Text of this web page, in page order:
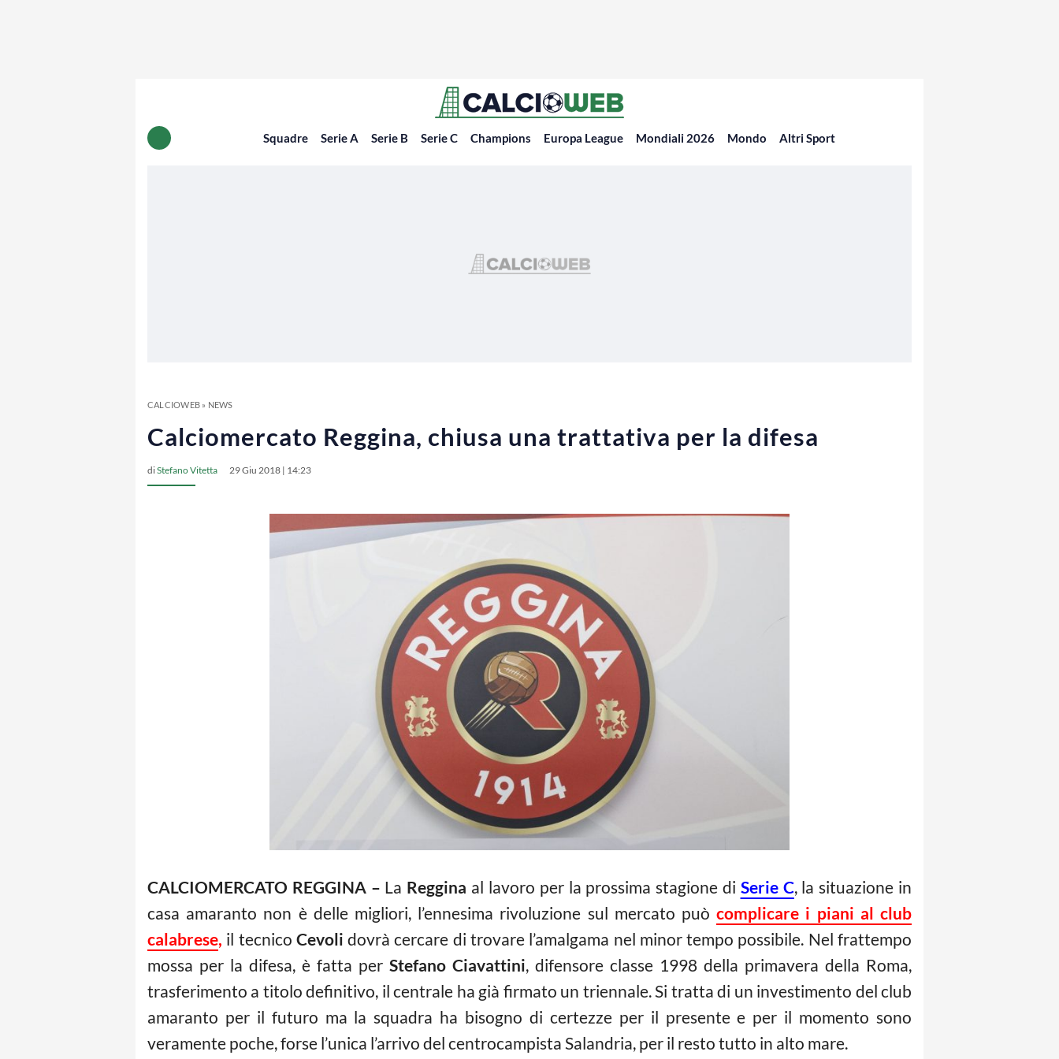
Squadre Serie A Serie B Serie C Champions Europa League Mondiali 2026 Mondo Altri Sport
CALCIOWEB» NEWS
Calciomercato Reggina, chiusa una trattativa per la difesa
diStefano Vitetta 29 Giu 2018 | 14:23
CALCIOMERCATO REGGINA – La Reggina al lavoro per la prossima stagione di Serie C, la situazione in
casa amaranto non è delle migliori, l’ennesima rivoluzione sul mercato puòcomplicare i piani al club
calabrese, il tecnico Cevoli dovrà cercare di trovare l’amalgama nel minor tempo possibile. Nel frattempo
mossa per la difesa, è fatta per Stefano Ciavattini, difensore classe 1998 della primavera della Roma,
trasferimento a titolo definitivo, il centrale ha già firmato un triennale. Si tratta di un investimento del club
amaranto per il futuro ma la squadra ha bisogno di certezze per il presente e per il momento sono
veramente poche, forse l’unica l’arrivo del centrocampista Salandria, per il resto tutto in alto mare.